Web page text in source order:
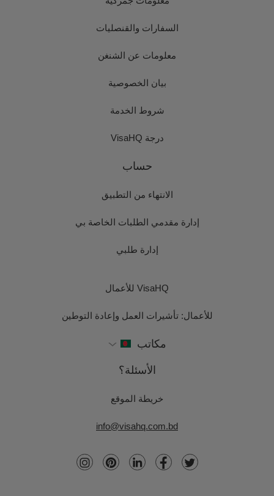
السفارات والقنصليات
معلومات عن الشنغن
بيان الخصوصية
شروط الخدمة
درجة VisaHQ
حساب
الانتهاء من التطبيق
إدارة مقدمي الطلبات الخاصة بي
إدارة طلبي
VisaHQ للأعمال
للأعمال: تأشيرات العمل وإعادة التوطين
مكاتب
الأسئلة؟
خريطة الموقع
info@visahq.com.bd